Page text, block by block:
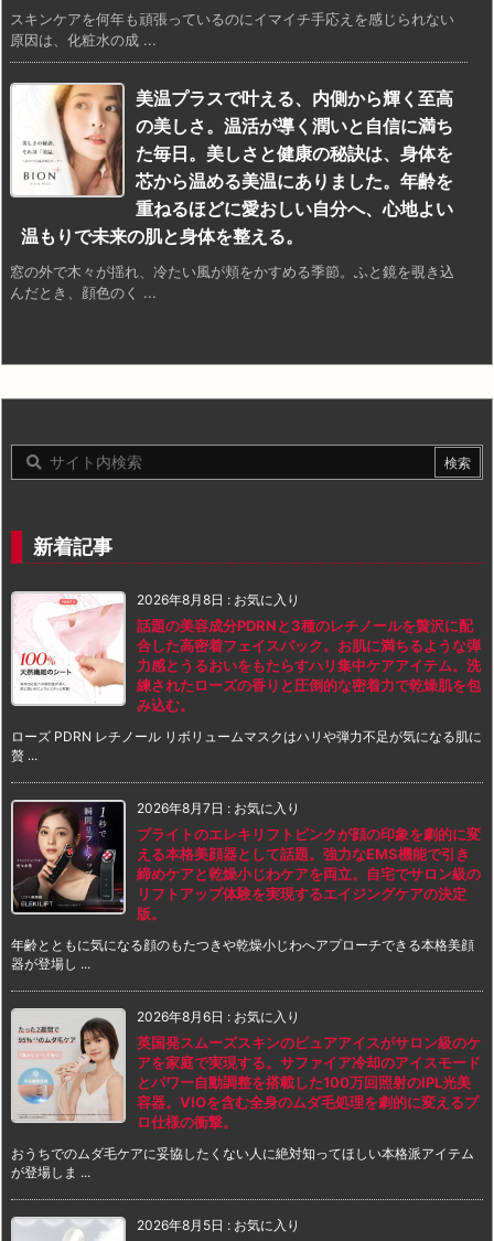
スキンケアを何年も頑張っているのにイマイチ手応えを感じられない
原因は、化粧水の成 ...
美温プラスで叶える、内側から輝く至高
の美しさ。温活が導く潤いと自信に満ち
た毎日。美しさと健康の秘訣は、身体を
芯から温める美温にありました。年齢を
重ねるほどに愛おしい自分へ、心地よい
温もりで未来の肌と身体を整える。
窓の外で木々が揺れ、冷たい風が頬をかすめる季節。ふと鏡を覗き込
んだとき、顔色のく ...
新着記事
2026年8月8日 : お気に入り
話題の美容成分PDRNと3種のレチノールを贅沢に配
合した高密着フェイスパック。お肌に満ちるような弾
力感とうるおいをもたらすハリ集中ケアアイテム。洗
練されたローズの香りと圧倒的な密着力で乾燥肌を包
み込む。
ローズ PDRN レチノール リボリュームマスクはハリや弾力不足が気になる肌に
贅 ...
2026年8月7日 : お気に入り
ブライトのエレキリフトピンクが顔の印象を劇的に変
える本格美顔器として話題。強力なEMS機能で引き
締めケアと乾燥小じわケアを両立。自宅でサロン級の
リフトアップ体験を実現するエイジングケアの決定
版。
年齢とともに気になる顔のもたつきや乾燥小じわへアプローチできる本格美顔
器が登場し ...
2026年8月6日 : お気に入り
英国発スムーズスキンのピュアアイスがサロン級のケ
アを家庭で実現する。サファイア冷却のアイスモード
とパワー自動調整を搭載した100万回照射のIPL光美
容器。VIOを含む全身のムダ毛処理を劇的に変えるプ
ロ仕様の衝撃。
おうちでのムダ毛ケアに妥協したくない人に絶対知ってほしい本格派アイテム
が登場しま ...
2026年8月5日 : お気に入り